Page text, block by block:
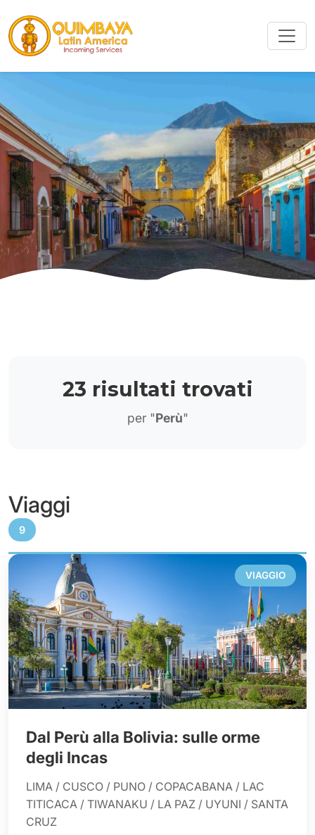
Cerca
Cerca
23 risultati trovati
per "Perù"
Viaggi
9
VIAGGIO
Dal Perù alla Bolivia: sulle orme
degli Incas
LIMA / CUSCO / PUNO / COPACABANA / LAC
TITICACA / TIWANAKU / LA PAZ / UYUNI / SANTA
CRUZ